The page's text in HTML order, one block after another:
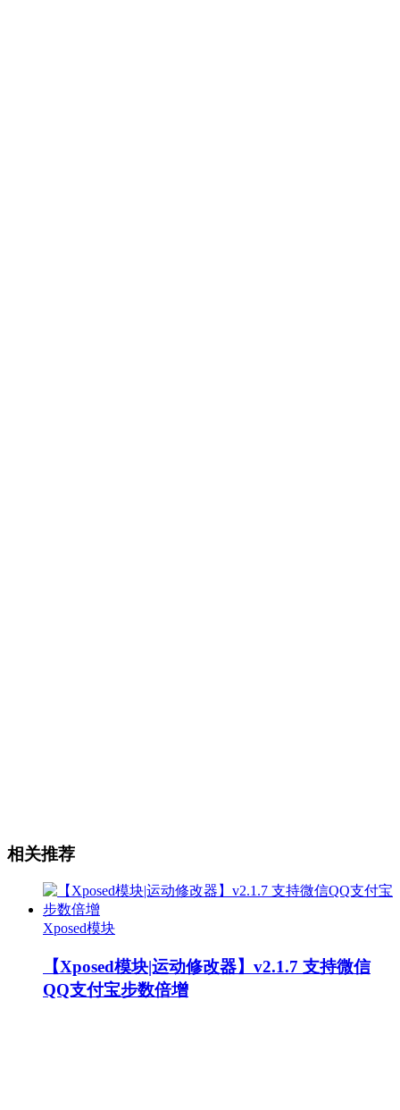
相关推荐
Xposed模块
【Xposed模块|运动修改器】v2.1.7 支持微信
QQ支付宝步数倍增